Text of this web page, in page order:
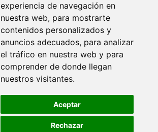
experiencia de navegación en
nuestra web, para mostrarte
contenidos personalizados y
anuncios adecuados, para analizar
el tráfico en nuestra web y para
comprender de donde llegan
nuestros visitantes.
Aceptar
Rechazar